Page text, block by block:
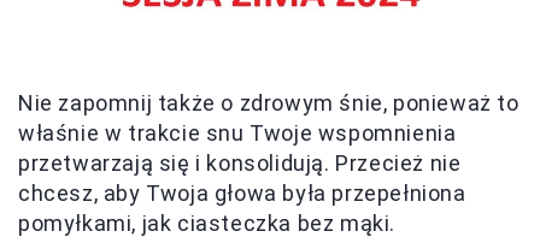
Nie zapomnij także o zdrowym śnie, ponieważ to
właśnie w trakcie snu Twoje wspomnienia
przetwarzają się i konsolidują. Przecież nie
chcesz, aby Twoja głowa była przepełniona
pomyłkami, jak ciasteczka bez mąki.